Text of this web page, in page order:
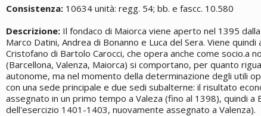
Consistenza: 10634 unità: regg. 54; bb. e fascc. 10.580
Descrizione: Il fondaco di Maiorca viene aperto nel 1395
Marco Datini, Andrea di Bonanno e Luca del Sera. Viene
Cristofano di Bartolo Carocci, che opera anche come socio.a
(Barcellona, Valenza, Maiorca) si comportano, per quanto
autonome, ma nel momento della determinazione degli utili
con una sede principale e due sedi subalterne: il risultato
assegnato in un primo tempo a Valeza (fino al 1398), quindi a
dell'esercizio 1401-1403, nuovamente assegnato a Valenza).